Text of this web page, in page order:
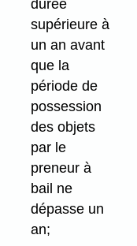
durée
supérieure à
un an avant
que la
période de
possession
des objets
par le
preneur à
bail ne
dépasse un
an;